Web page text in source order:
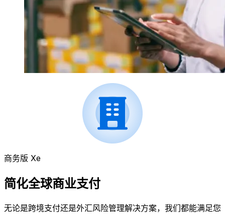
商务版 Xe
简化全球商业支付
无论是跨境支付还是外汇风险管理解决方案，我们都能满足您